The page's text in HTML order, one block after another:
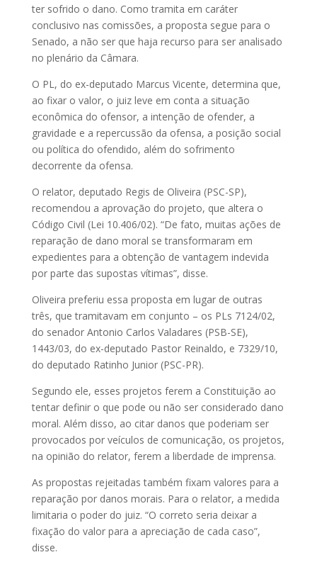
ter sofrido o dano. Como tramita em caráter
conclusivo nas comissões, a proposta segue para o
Senado, a não ser que haja recurso para ser analisado
no plenário da Câmara.
O PL, do ex-deputado Marcus Vicente, determina que,
ao fixar o valor, o juiz leve em conta a situação
econômica do ofensor, a intenção de ofender, a
gravidade e a repercussão da ofensa, a posição social
ou política do ofendido, além do sofrimento
decorrente da ofensa.
O relator, deputado Regis de Oliveira (PSC-SP),
recomendou a aprovação do projeto, que altera o
Código Civil (Lei 10.406/02). “De fato, muitas ações de
reparação de dano moral se transformaram em
expedientes para a obtenção de vantagem indevida
por parte das supostas vítimas”, disse.
Oliveira preferiu essa proposta em lugar de outras
três, que tramitavam em conjunto – os PLs 7124/02,
do senador Antonio Carlos Valadares (PSB-SE),
1443/03, do ex-deputado Pastor Reinaldo, e 7329/10,
do deputado Ratinho Junior (PSC-PR).
Segundo ele, esses projetos ferem a Constituição ao
tentar definir o que pode ou não ser considerado dano
moral. Além disso, ao citar danos que poderiam ser
provocados por veículos de comunicação, os projetos,
na opinião do relator, ferem a liberdade de imprensa.
As propostas rejeitadas também fixam valores para a
reparação por danos morais. Para o relator, a medida
limitaria o poder do juiz. “O correto seria deixar a
fixação do valor para a apreciação de cada caso”,
disse.